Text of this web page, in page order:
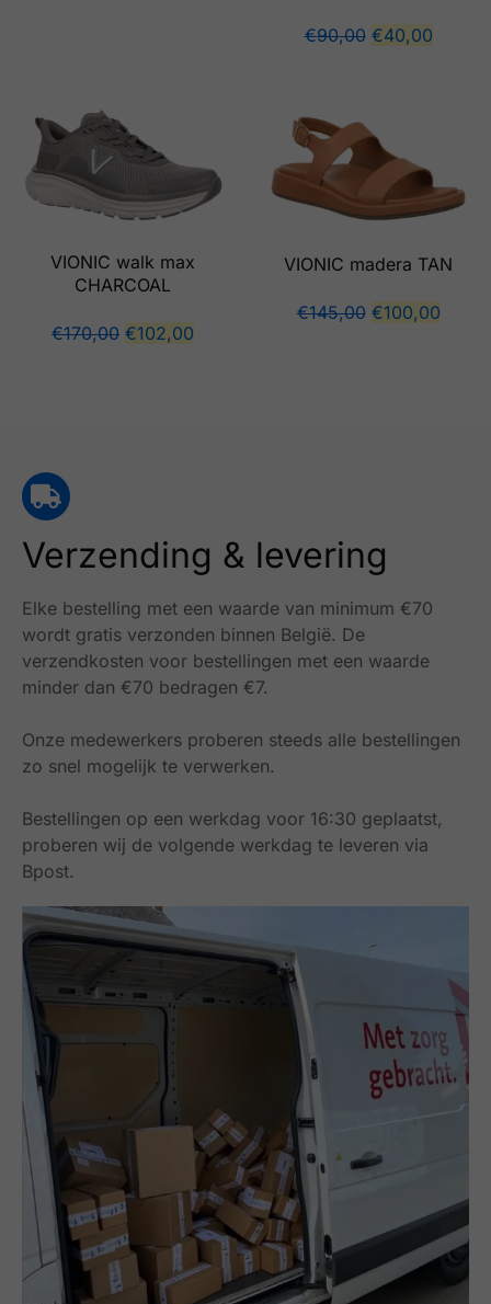
€90,00 €40,00
VIONIC walk max
CHARCOAL
€170,00 €102,00
VIONIC madera TAN
€145,00 €100,00
Verzending & levering
Elke bestelling met een waarde van minimum €70
wordt gratis verzonden binnen België. De
verzendkosten voor bestellingen met een waarde
minder dan €70 bedragen €7.
Onze medewerkers proberen steeds alle bestellingen
zo snel mogelijk te verwerken.
Bestellingen op een werkdag voor 16:30 geplaatst,
proberen wij de volgende werkdag te leveren via
Bpost.